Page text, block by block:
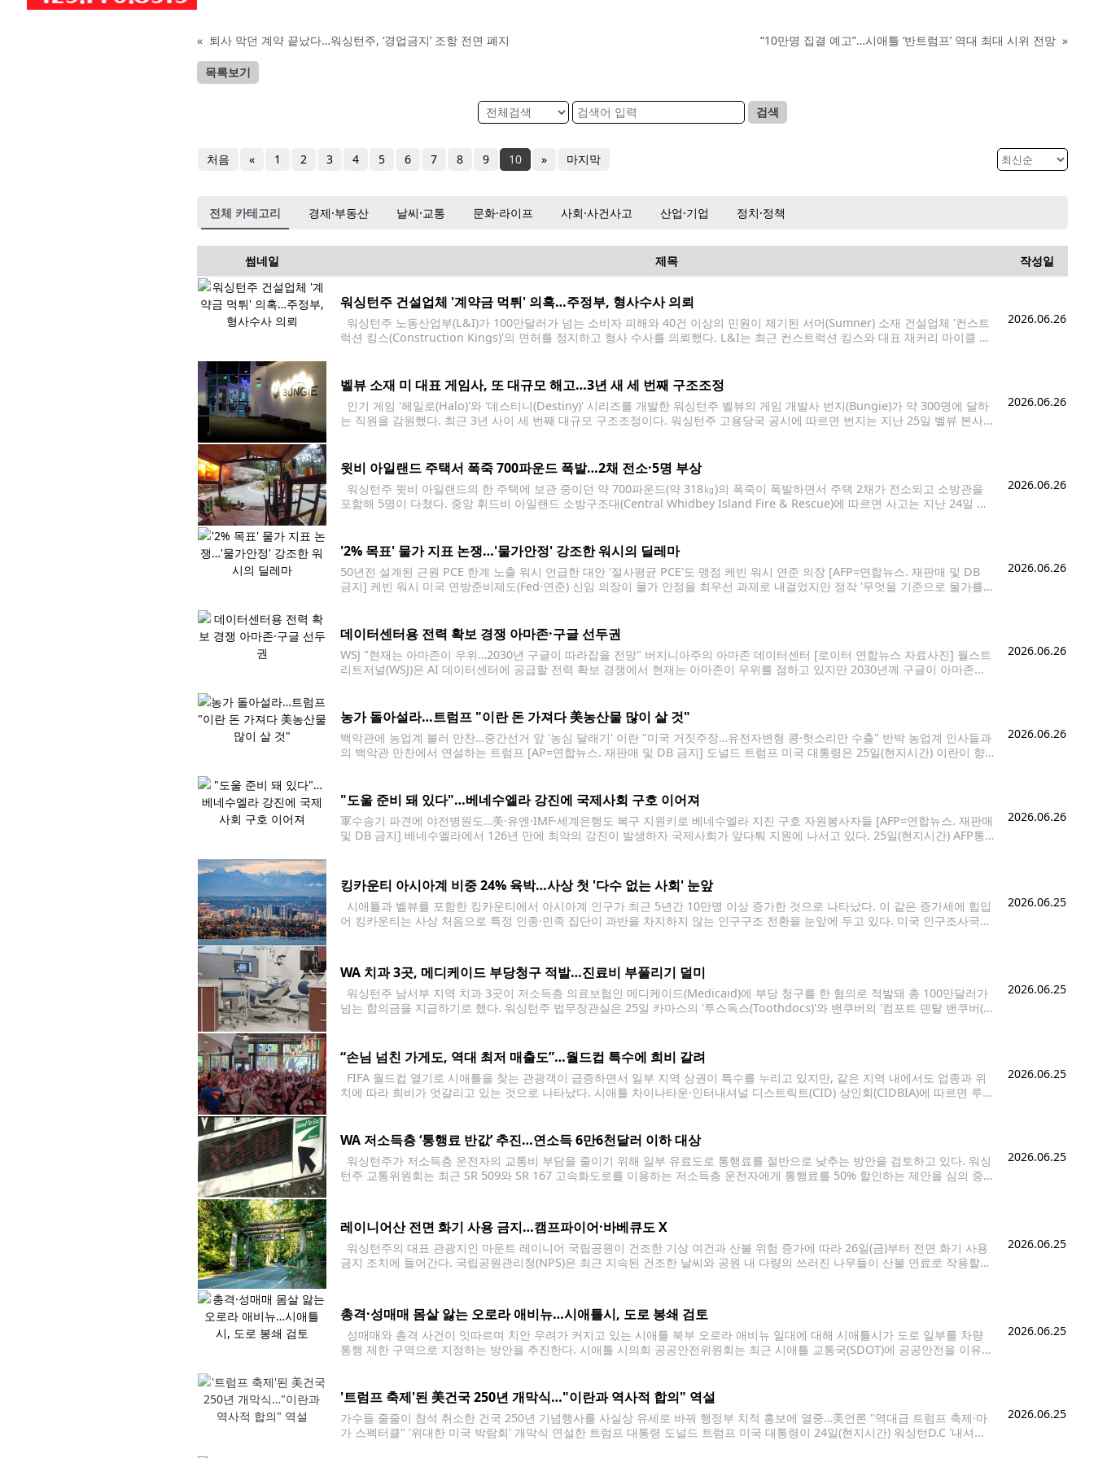
« 퇴사 막던 계약 끝났다…워싱턴주, ‘경업금지’ 조항 전면 폐지 “10만명 집결 예고”…시애틀 ‘반트럼프’ 역대 최대 시위 전망 »
목록보기
검색
처음 « 1 2 3 4 5 6 7 8 9 10 » 마지막
전체 카테고리 경제·부동산 날씨·교통 문화·라이프 사회·사건사고 산업·기업 정치·정책
썸네일 제목 작성일
워싱턴주 건설업체 '계약금 먹튀' 의혹…주정부, 형사수사 의뢰
워싱턴주 노동산업부(L&I)가 100만달러가 넘는 소비자 피해와 40건 이상의 민원이 제기된 서머(Sumner) 소재 건설업체 '컨스트
럭션 킹스(Construction Kings)'의 면허를 정지하고 형사 수사를 의뢰했다. L&I는 최근 컨스트럭션 킹스와 대표 재커리 마이클 내
2026.06.26
벨뷰 소재 미 대표 게임사, 또 대규모 해고…3년 새 세 번째 구조조정
인기 게임 '헤일로(Halo)'와 '데스티니(Destiny)' 시리즈를 개발한 워싱턴주 벨뷰의 게임 개발사 번지(Bungie)가 약 300명에 달하
는 직원을 감원했다. 최근 3년 사이 세 번째 대규모 구조조정이다. 워싱턴주 고용당국 공시에 따르면 번지는 지난 25일 벨뷰 본사
2026.06.26
윗비 아일랜드 주택서 폭죽 700파운드 폭발…2채 전소·5명 부상
워싱턴주 윗비 아일랜드의 한 주택에 보관 중이던 약 700파운드(약 318㎏)의 폭죽이 폭발하면서 주택 2채가 전소되고 소방관을
포함해 5명이 다쳤다. 중앙 휘드비 아일랜드 소방구조대(Central Whidbey Island Fire & Rescue)에 따르면 사고는 지난 24일 오
2026.06.26
'2% 목표' 물가 지표 논쟁…'물가안정' 강조한 워시의 딜레마
50년전 설계된 근원 PCE 한계 노출 워시 언급한 대안 '절사평균 PCE'도 맹점 케빈 워시 연준 의장 [AFP=연합뉴스. 재판매 및 DB
금지] 케빈 워시 미국 연방준비제도(Fed·연준) 신임 의장이 물가 안정을 최우선 과제로 내걸었지만 정작 '무엇을 기준으로 물가를
2026.06.26
데이터센터용 전력 확보 경쟁 아마존·구글 선두권
WSJ "현재는 아마존이 우위…2030년 구글이 따라잡을 전망" 버지니아주의 아마존 데이터센터 [로이터 연합뉴스 자료사진] 월스트
리트저널(WSJ)은 AI 데이터센터에 공급할 전력 확보 경쟁에서 현재는 아마존이 우위를 점하고 있지만 2030년께 구글이 아마존을
2026.06.26
농가 돌아설라…트럼프 "이란 돈 가져다 美농산물 많이 살 것"
백악관에 농업계 불러 만찬…중간선거 앞 '농심 달래기' 이란 "미국 거짓주장…유전자변형 콩·헛소리만 수출" 반박 농업계 인사들과
의 백악관 만찬에서 연설하는 트럼프 [AP=연합뉴스. 재판매 및 DB 금지] 도널드 트럼프 미국 대통령은 25일(현지시간) 이란이 향
2026.06.26
"도울 준비 돼 있다"…베네수엘라 강진에 국제사회 구호 이어져
軍수송기 파견에 야전병원도…美·유엔·IMF·세계은행도 복구 지원키로 베네수엘라 지진 구호 자원봉사자들 [AFP=연합뉴스. 재판매
및 DB 금지] 베네수엘라에서 126년 만에 최악의 강진이 발생하자 국제사회가 앞다퉈 지원에 나서고 있다. 25일(현지시간) AFP통
2026.06.26
킹카운티 아시아계 비중 24% 육박…사상 첫 '다수 없는 사회' 눈앞
시애틀과 벨뷰를 포함한 킹카운티에서 아시아계 인구가 최근 5년간 10만명 이상 증가한 것으로 나타났다. 이 같은 증가세에 힘입
어 킹카운티는 사상 처음으로 특정 인종·민족 집단이 과반을 차지하지 않는 인구구조 전환을 눈앞에 두고 있다. 미국 인구조사국이
2026.06.25
WA 치과 3곳, 메디케이드 부당청구 적발…진료비 부풀리기 덜미
워싱턴주 남서부 지역 치과 3곳이 저소득층 의료보험인 메디케이드(Medicaid)에 부당 청구를 한 혐의로 적발돼 총 100만달러가
넘는 합의금을 지급하기로 했다. 워싱턴주 법무장관실은 25일 카마스의 '투스독스(Toothdocs)'와 밴쿠버의 '컴포트 덴탈 밴쿠버(C
2026.06.25
“손님 넘친 가게도, 역대 최저 매출도”…월드컵 특수에 희비 갈려
FIFA 월드컵 열기로 시애틀을 찾는 관광객이 급증하면서 일부 지역 상권이 특수를 누리고 있지만, 같은 지역 내에서도 업종과 위
치에 따라 희비가 엇갈리고 있는 것으로 나타났다. 시애틀 차이나타운·인터내셔널 디스트릭트(CID) 상인회(CIDBIA)에 따르면 루멘
2026.06.25
WA 저소득층 ‘통행료 반값’ 추진…연소득 6만6천달러 이하 대상
워싱턴주가 저소득층 운전자의 교통비 부담을 줄이기 위해 일부 유료도로 통행료를 절반으로 낮추는 방안을 검토하고 있다. 워싱
턴주 교통위원회는 최근 SR 509와 SR 167 고속화도로를 이용하는 저소득층 운전자에게 통행료를 50% 할인하는 제안을 심의 중
2026.06.25
레이니어산 전면 화기 사용 금지…캠프파이어·바베큐도 X
워싱턴주의 대표 관광지인 마운트 레이니어 국립공원이 건조한 기상 여건과 산불 위험 증가에 따라 26일(금)부터 전면 화기 사용
금지 조치에 들어간다. 국립공원관리청(NPS)은 최근 지속된 건조한 날씨와 공원 내 다량의 쓰러진 나무들이 산불 연료로 작용할
2026.06.25
총격·성매매 몸살 앓는 오로라 애비뉴…시애틀시, 도로 봉쇄 검토
성매매와 총격 사건이 잇따르며 치안 우려가 커지고 있는 시애틀 북부 오로라 애비뉴 일대에 대해 시애틀시가 도로 일부를 차량
통행 제한 구역으로 지정하는 방안을 추진한다. 시애틀 시의회 공공안전위원회는 최근 시애틀 교통국(SDOT)에 공공안전을 이유로
2026.06.25
'트럼프 축제'된 美건국 250년 개막식…"이란과 역사적 합의" 역설
가수들 줄줄이 참석 취소한 건국 250년 기념행사를 사실상 유세로 바꿔 행정부 치적 홍보에 열중…美언론 "역대급 트럼프 축제·마
가 스펙터클" '위대한 미국 박람회' 개막식 연설한 트럼프 대통령 도널드 트럼프 미국 대통령이 24일(현지시간) 워싱턴D.C '내셔널
2026.06.25